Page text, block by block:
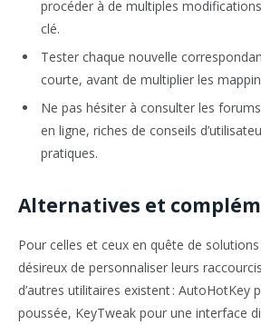
procéder à de multiples
clé.
Tester chaque nouvelle
courte, avant de multiplier les
Ne pas hésiter à consulter les
en ligne, riches de conseils
pratiques.
Alternatives et
Pour celles et ceux en quête de
désireux de personnaliser leurs
d’autres utilitaires existent : AutoHotKey
poussée, KeyTweak pour une interface